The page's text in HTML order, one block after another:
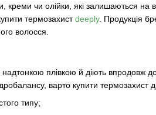
чи олійки, які залишаються на
термозахистdeeply. Продукція
волосся.
плівкою й діють впродовж
варто купити термозахист
типу;